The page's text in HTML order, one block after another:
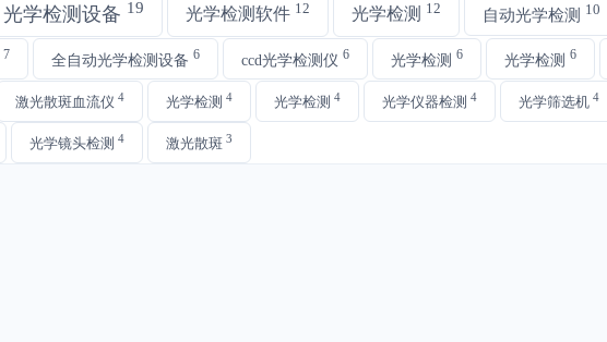
光学检测设备 19 光学检测软件 12 光学检测 12 自动光学检测 10
7 全自动光学检测设备 6 ccd光学检测仪 6 光学检测 6 光学检测 6
激光散斑血流仪 4 光学检测 4 光学检测 4 光学仪器检测 4 光学筛选机 4
光学镜头检测 4 激光散斑 3